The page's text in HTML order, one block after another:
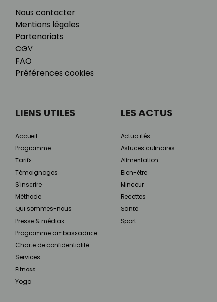
Nous contacter
Mentions légales
Partenariats
CGV
FAQ
Préférences cookies
LIENS UTILES
Accueil
Programme
Tarifs
Témoignages
S'inscrire
Méthode
Qui sommes-nous
Presse & médias
Programme ambassadrice
Charte de confidentialité
Services
Fitness
Yoga
LES ACTUS
Actualités
Astuces culinaires
Alimentation
Bien-être
Minceur
Recettes
Santé
Sport